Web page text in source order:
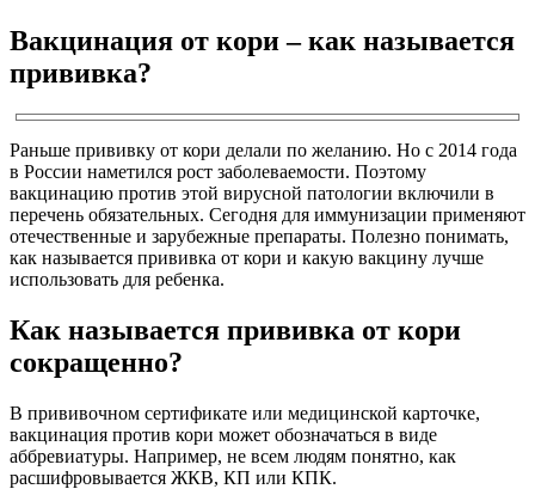
Вакцинация от кори – как называется
прививка?
Раньше прививку от кори делали по желанию. Но с 2014 года
в России наметился рост заболеваемости. Поэтому
вакцинацию против этой вирусной патологии включили в
перечень обязательных. Сегодня для иммунизации применяют
отечественные и зарубежные препараты. Полезно понимать,
как называется прививка от кори и какую вакцину лучше
использовать для ребенка.
Как называется прививка от кори
сокращенно?
В прививочном сертификате или медицинской карточке,
вакцинация против кори может обозначаться в виде
аббревиатуры. Например, не всем людям понятно, как
расшифровывается ЖКВ, КП или КПК.